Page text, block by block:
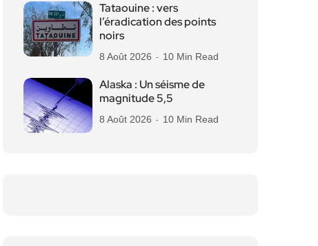
Tataouine : vers
l’éradication des points
noirs
8 Août 2026 10 Min Read
Alaska : Un séisme de
magnitude 5,5
8 Août 2026 10 Min Read